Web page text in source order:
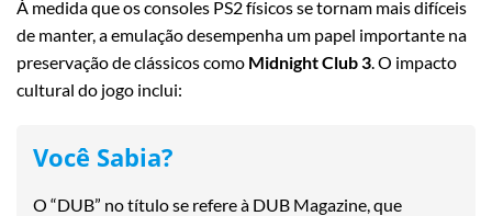
À medida que os consoles PS2 físicos se tornam mais difíceis
de manter, a emulação desempenha um papel importante na
preservação de clássicos como Midnight Club 3. O impacto
cultural do jogo inclui:
Você Sabia?
O “DUB” no título se refere à DUB Magazine, que